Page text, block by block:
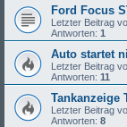
Ford Focus
Letzter Beitrag
Antworten: 1
Auto startet
Letzter Beitrag
Antworten: 11
Tankanzeige
Letzter Beitrag
Antworten: 8